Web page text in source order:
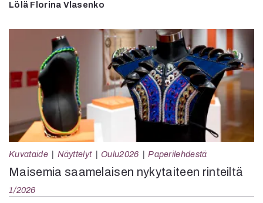
Lölä Florina Vlasenko
Kuvataide Näyttelyt Oulu2026 Paperilehdestä
Maisemia saamelaisen nykytaiteen rinteiltä
1/2026